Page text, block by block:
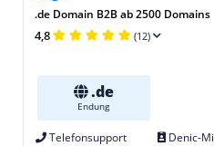
.de Domain B2B ab 2500 Domains
4,8 (12)
.de
Endung
Telefonsupport Denic-